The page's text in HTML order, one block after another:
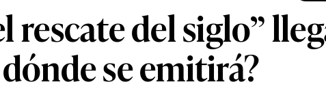
rescate del siglo”
se emitirá?